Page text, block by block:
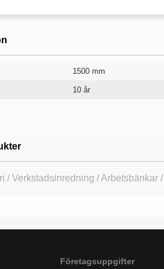
1500 mm
10 år
/ Verkstadsinredning / Arbetsbänkar /
Företagsuppgifter